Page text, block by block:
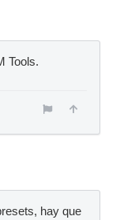
Tools.
hay que